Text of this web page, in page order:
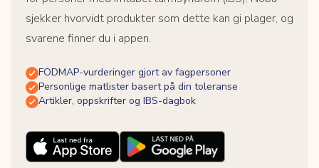
sjekker hvorvidt produkter som dette kan gi plager, og
svarene finner du i appen.
FODMAP-vurderinger gjort av fagpersoner
Personlige matlister basert på din toleranse
Artikler, oppskrifter og IBS-dagbok